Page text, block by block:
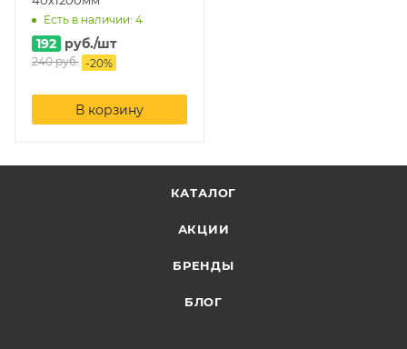
Есть в наличии: 4
192 руб./шт
240руб. -20%
В корзину
КАТАЛОГ
АКЦИИ
БРЕНДЫ
БЛОГ